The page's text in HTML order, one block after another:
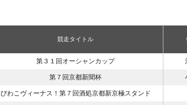
競走タイトル
第３１回オーシャンカップ
第７回京都新聞杯
びわこヴィーナス！第７回酒処京都新京極スタンド